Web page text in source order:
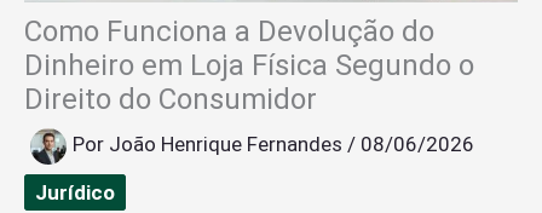
Como Funciona a Devolução do
Dinheiro em Loja Física Segundo o
Direito do Consumidor
Por João Henrique Fernandes / 08/06/2026
Jurídico